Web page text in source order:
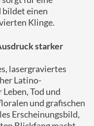
bildet einen
Klinge.
starker
lasergraviertes
Latino-
Tod und
und grafischen
Erscheinungsbild,